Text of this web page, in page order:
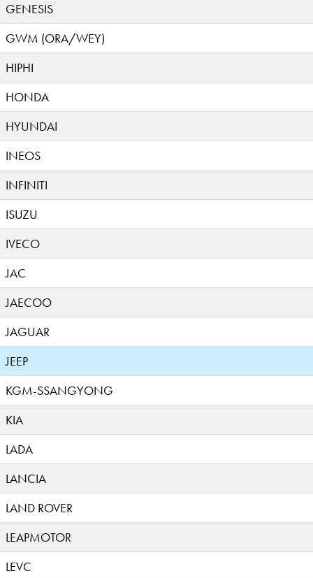
GENESIS
GWM (ORA/WEY)
HIPHI
HONDA
HYUNDAI
INEOS
INFINITI
ISUZU
IVECO
JAC
JAECOO
JAGUAR
JEEP
KGM-SSANGYONG
KIA
LADA
LANCIA
LAND ROVER
LEAPMOTOR
LEVC